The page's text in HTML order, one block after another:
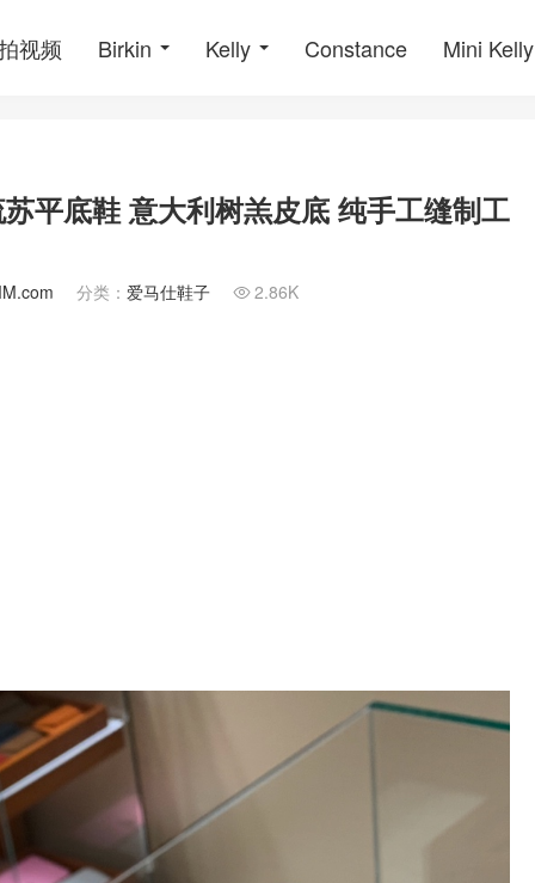
视频 Birkin Kelly Constance Mini Kelly
平底鞋 意大利树羔皮底 纯手工缝制工
分类： 爱马仕鞋子  2.86K